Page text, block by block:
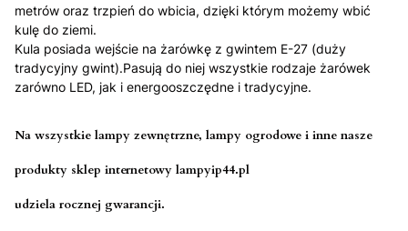
metrów oraz trzpień do wbicia, dzięki którym możemy wbić
kulę do ziemi.
Kula posiada wejście na żarówkę z gwintem E-27 (duży
tradycyjny gwint).Pasują do niej wszystkie rodzaje żarówek
zarówno LED, jak i energooszczędne i tradycyjne.
Na wszystkie lampy zewnętrzne, lampy ogrodowe i inne nasze
produkty sklep internetowy lampyip44.pl
udziela rocznej gwarancji.